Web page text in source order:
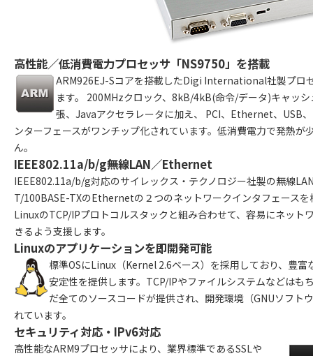
高性能／低消費電力プロセッサ「NS9750」を搭載
ARM926EJ-Sコアを搭載したDigi International社製プロ
ます。 200MHzクロック、8kB/4kB(命令/データ)キャッ
張、Javaアクセラレータに加え、 PCI、Ethernet、USB
ンターフェースがワンチップ化されています。低消費電力で発熱が
ん。
IEEE802.11a/b/g無線LAN／Ethernet
IEEE802.11a/b/g対応のサイレックス・テクノロジー社製の無線
T/100BASE-TXのEthernetの２つのネットワークインタフェースを
LinuxのTCP/IPプロトコルスタックと組み合わせて、容易にネット
きるよう支援します。
Linuxのアプリケーションを即開発可能
標準OSにLinux（Kernel 2.6ベース）を採用しており、豊
安定性を提供します。TCP/IPやファイルシステムなどはも
だ全てのソースコードが提供され、開発環境（GNUソフト
れています。
セキュリティ対応・IPv6対応
高性能なARM9プロセッサにより、業界標準であるSSLや